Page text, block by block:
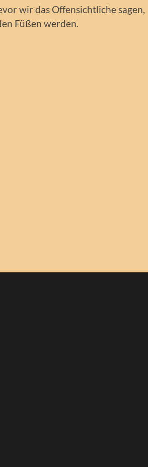
wir das Offensichtliche sagen,
Füßen werden.